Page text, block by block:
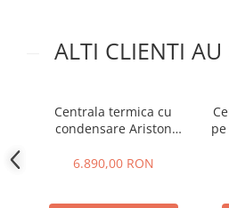
ALTI CLIENTI
Centrala termica cu
condensare Ariston
6.890,00 RON
pe